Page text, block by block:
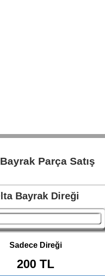
Parça Satış
Bayrak Direği
Sadece Direği
200 TL